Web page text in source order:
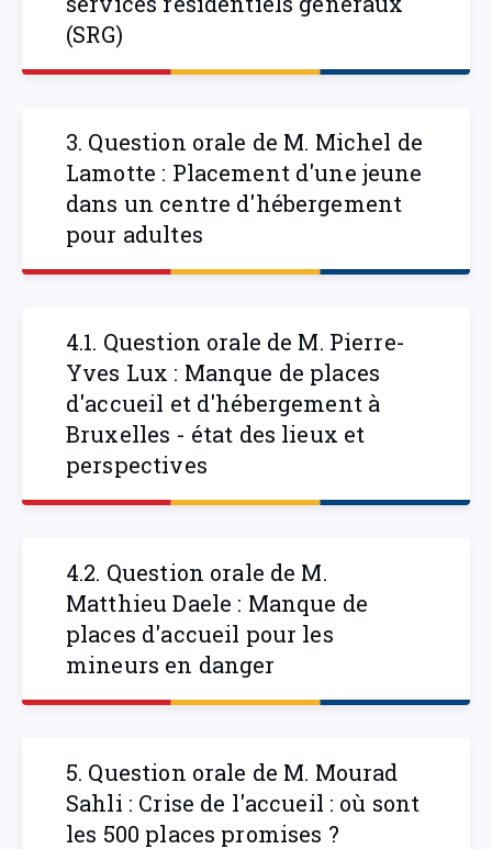
(SRG)
3. Question orale de M. Michel de
Lamotte : Placement d'une jeune
dans un centre d'hébergement
pour adultes
4.1. Question orale de M. Pierre-
Yves Lux : Manque de places
d'accueil et d'hébergement à
Bruxelles - état des lieux et
perspectives
4.2. Question orale de M.
Matthieu Daele : Manque de
places d'accueil pour les
mineurs en danger
5. Question orale de M. Mourad
Sahli : Crise de l'accueil : où sont
les 500 places promises ?